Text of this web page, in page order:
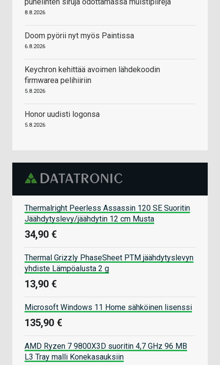
8.8.2026
Doom pyörii nyt myös Paintissa
6.8.2026
Keychron kehittää avoimen lähdekoodin
firmwarea pelihiiriin
5.8.2026
Honor uudisti logonsa
5.8.2026
Thermalright Peerless Assassin 120 SE Suoritin
Jäähdytyslevy/jäähdytin 12 cm Musta
34,90 €
Thermal Grizzly PhaseSheet PTM jäähdytyslevyn
yhdiste Lämpöalusta 2 g
13,90 €
Microsoft Windows 11 Home sähköinen lisenssi
135,90 €
AMD Ryzen 7 9800X3D suoritin 4,7 GHz 96 MB
L3 Tray malli Konekasauksiin